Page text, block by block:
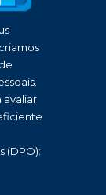
avaliar
(DPO):